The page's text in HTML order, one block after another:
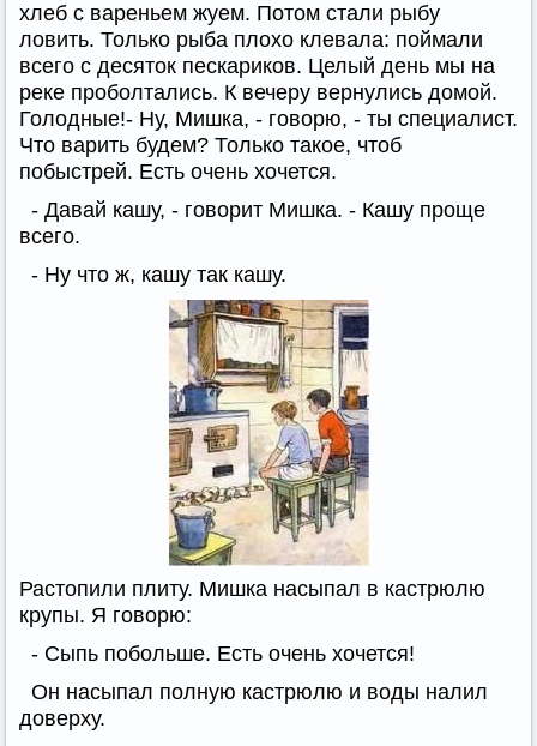
хлеб с вареньем жуем. Потом стали рыбу
ловить. Только рыба плохо клевала: поймали
всего с десяток пескариков. Целый день мы на
реке проболтались. К вечеру вернулись домой.
Голодные!- Ну, Мишка, - говорю, - ты специалист.
Что варить будем? Только такое, чтоб
побыстрей. Есть очень хочется.
- Давай кашу, - говорит Мишка. - Кашу проще
всего.
- Ну что ж, кашу так кашу.
Растопили плиту. Мишка насыпал в кастрюлю
крупы. Я говорю:
- Сыпь побольше. Есть очень хочется!
Он насыпал полную кастрюлю и воды налил
доверху.